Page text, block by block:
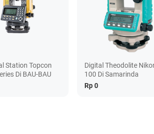
Station Topcon
Di BAU-BAU
Digital Theodolite
100 Di Samarinda
Rp 0